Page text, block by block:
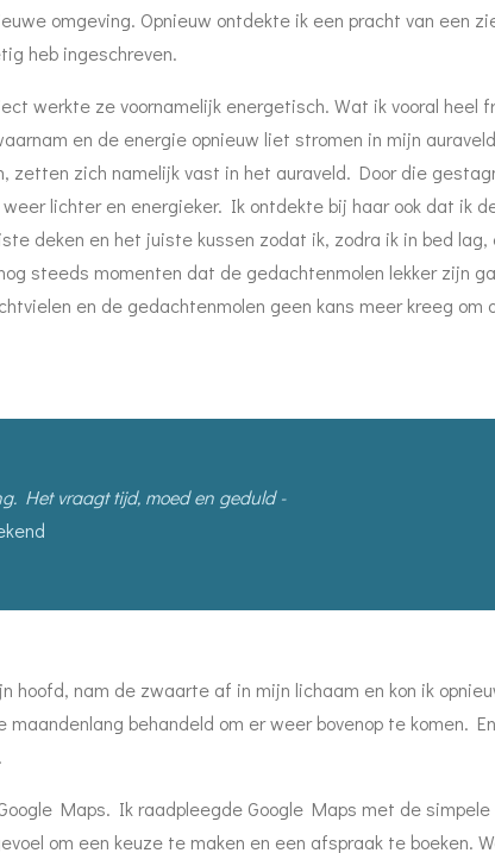
omgeving. Opnieuw ontdekte ik een pracht van een
heb ingeschreven.
werkte ze voornamelijk energetisch. Wat ik vooral heel
en de energie opnieuw liet stromen in mijn
zetten zich namelijk vast in het auraveld. Door die
lichter en energieker. Ik ontdekte bij haar ook dat ik
deken en het juiste kussen zodat ik, zodra ik in bed lag,
steeds momenten dat de gedachtenmolen lekker zijn
en de gedachtenmolen geen kans meer kreeg om
Het vraagt tijd, moed en geduld -
hoofd, nam de zwaarte af in mijn lichaam en kon ik
behandeld om er weer bovenop te komen.
Maps. Ik raadpleegde Google Maps met de
om een keuze te maken en een afspraak te boeken.